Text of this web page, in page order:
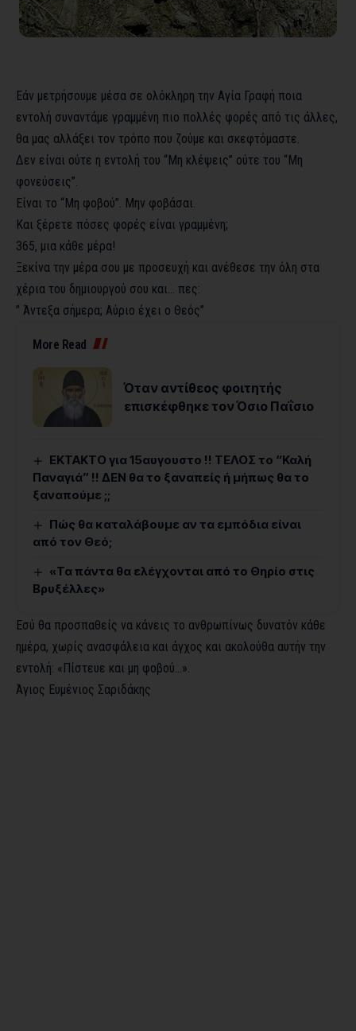
Εάν μετρήσουμε μέσα σε ολόκληρη την Αγία Γραφή ποια
εντολή συναντάμε γραμμένη πιο πολλές φορές από τις άλλες,
θα μας αλλάξει τον τρόπο που ζούμε και σκεφτόμαστε.
Δεν είναι ούτε η εντολή του “Μη κλέψεις” ούτε του “Μη
φονεύσεις”.
Είναι το “Μη φοβού”. Μην φοβάσαι.
Και ξέρετε πόσες φορές είναι γραμμένη;
365, μια κάθε μέρα!
Ξεκίνα την μέρα σου με προσευχή και ανέθεσε την όλη στα
χέρια του δημιουργού σου και… πες:
” Άντεξα σήμερα; Αύριο έχει ο Θεός”
More Read
Όταν αντίθεος φοιτητής
επισκέφθηκε τον Όσιο Παΐσιο
ΕΚΤΑΚΤΟ για 15αυγουστο !! ΤΕΛΟΣ το “Καλή
Παναγιά” !! ΔΕΝ θα το ξαναπείς ή μήπως θα το
ξαναπούμε ;;
Πώς θα καταλάβουμε αν τα εμπόδια είναι
από τον Θεό;
«Τα πάντα θα ελέγχονται από το Θηρίο στις
Βρυξέλλες»
Εσύ θα προσπαθείς να κάνεις το ανθρωπίνως δυνατόν κάθε
ημέρα, χωρίς ανασφάλεια και άγχος και ακολούθα αυτήν την
εντολή: «Πίστευε και μη φοβού…».
Άγιος Ευμένιος Σαριδάκης